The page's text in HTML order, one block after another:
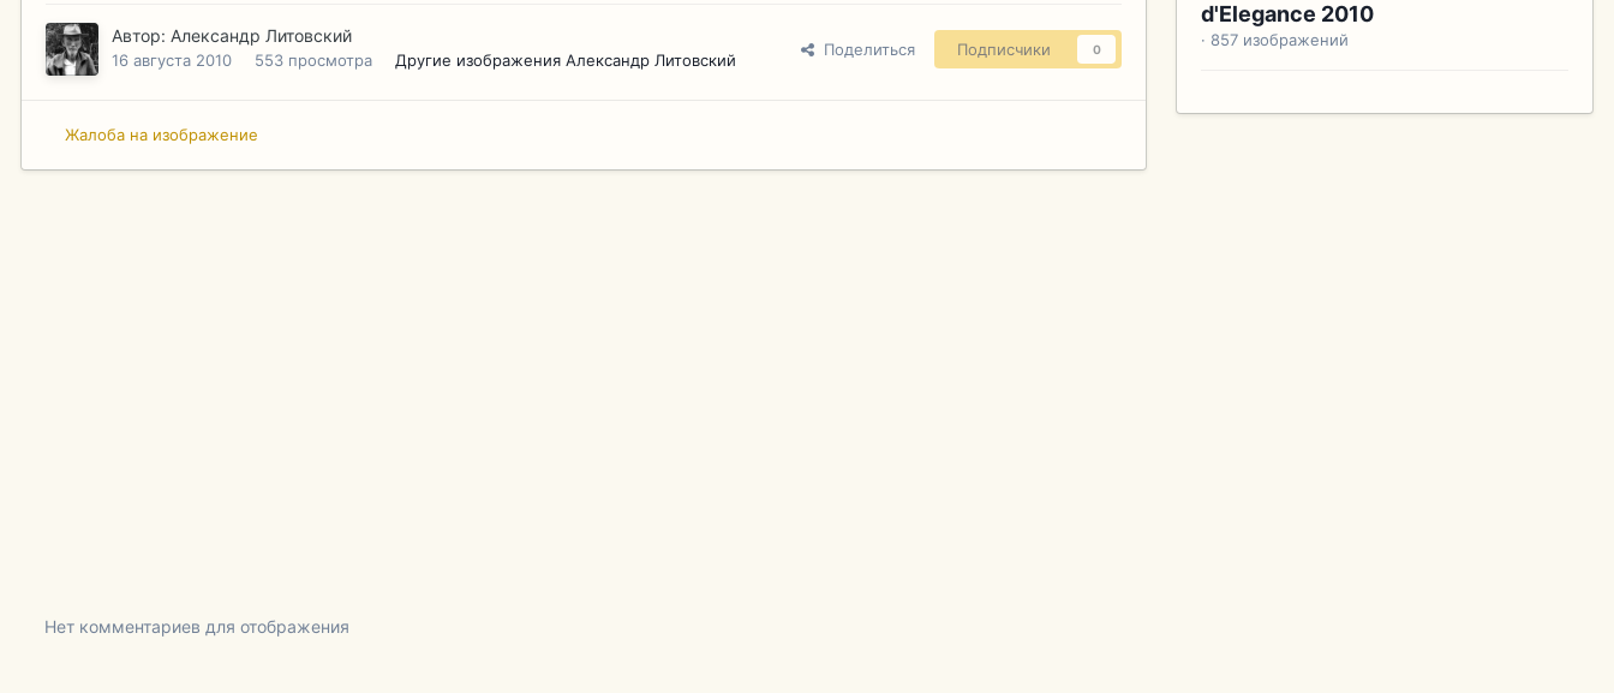
Автор: Александр Литовский
16 августа 2010 553 просмотра Другие изображения Александр Литовский
Поделиться Подписчики 0
Жалоба на изображение
d'Elegance 2010
· 857 изображений
Нет комментариев для отображения